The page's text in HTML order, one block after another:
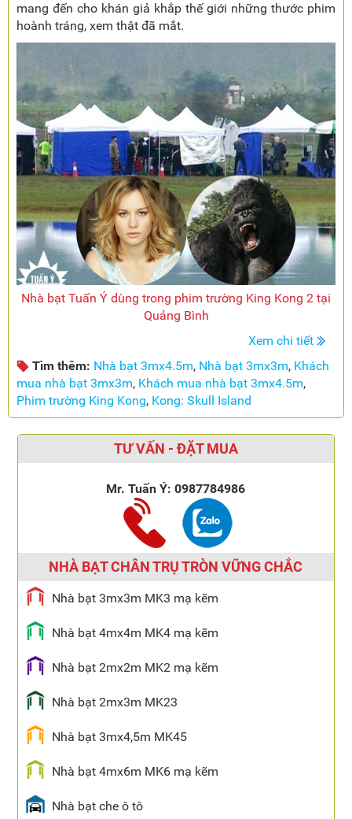
mang đến cho khán giả khắp thế giới những thước phim
hoành tráng, xem thật đã mắt.
Nhà bạt Tuấn Ý dùng trong phim trường King Kong 2 tại
Quảng Bình
Xem chi tiết
Tìm thêm: Nhà bạt 3mx4.5m, Nhà bạt 3mx3m, Khách
mua nhà bạt 3mx3m, Khách mua nhà bạt 3mx4.5m,
Phim trường King Kong, Kong: Skull Island
TƯ VẤN - ĐẶT MUA
Mr. Tuấn Ý:0987784986
NHÀ BẠT CHÂN TRỤ TRÒN VỮNG CHẮC
Nhà bạt 3mx3m MK3 mạ kẽm
Nhà bạt 4mx4m MK4 mạ kẽm
Nhà bạt 2mx2m MK2 mạ kẽm
Nhà bạt 2mx3m MK23
Nhà bạt 3mx4,5m MK45
Nhà bạt 4mx6m MK6 mạ kẽm
Nhà bạt che ô tô